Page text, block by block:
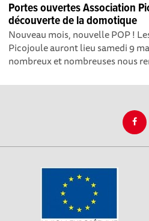
Portes ouvertes Association
découverte de la domotique
Nouveau mois, nouvelle POP !
Picojoule auront lieu samedi 9
nombreux et nombreuses nous